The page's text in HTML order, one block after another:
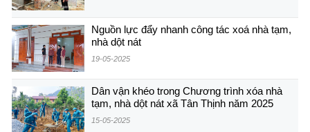
Nguồn lực đẩy nhanh công tác xoá nhà tạm,
nhà dột nát
19-05-2025
Dân vận khéo trong Chương trình xóa nhà
tạm, nhà dột nát xã Tân Thịnh năm 2025
15-05-2025